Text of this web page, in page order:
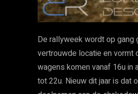
De rallyweek wordt op
vertrouwde locatie en vormt
wagens komen vanaf 16u in
tot 22u. Nieuw dit jaar is dat